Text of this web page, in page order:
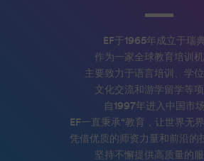
EF于1965年成立于瑞
作为一家全球教育培训机
主要致力于语言培训、学位
文化交流和游学留学等项
自1997年进入中国市
EF一直秉承“教育，让世界无
凭借优质的师资力量和前沿的
坚持不懈提供高质量的服